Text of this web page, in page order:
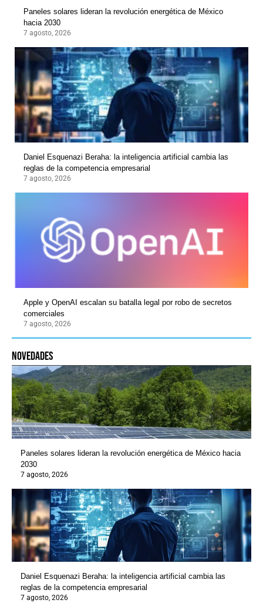
Paneles solares lideran la revolución energética de México
hacia 2030
7 agosto, 2026
Daniel Esquenazi Beraha: la inteligencia artificial cambia las
reglas de la competencia empresarial
7 agosto, 2026
Apple y OpenAI escalan su batalla legal por robo de secretos
comerciales
7 agosto, 2026
novedades
Paneles solares lideran la revolución energética de México hacia
2030
7 agosto, 2026
Daniel Esquenazi Beraha: la inteligencia artificial cambia las
reglas de la competencia empresarial
7 agosto, 2026